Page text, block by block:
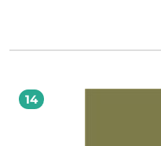
i przyszłego społeczeństwa,
ona poszerzyć i rozbudować
badających przeszłość. fragment Wstępu Czytelnik otrzymuje książkę z zakresu
archeologii współczesności,
latach, zwłaszcza w Polsce.
przemian. Archeologia ta
14